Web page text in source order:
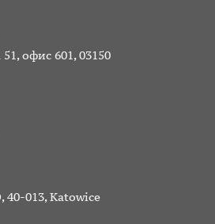
офис 601, 03150
40-013, Katowice